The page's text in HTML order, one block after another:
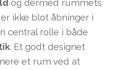
og dermed rummets
ikke blot åbninger i
central rolle i både
. Et godt designet
et rum ved at